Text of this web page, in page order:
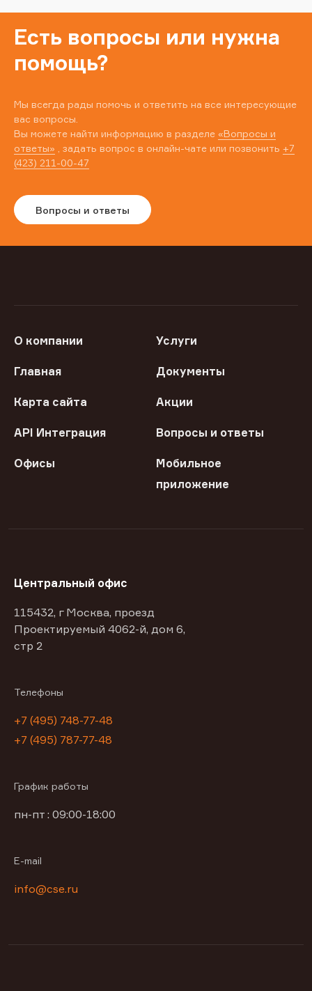
Есть вопросы или нужна
помощь?
Мы всегда рады помочь и ответить на все интересующие
вас вопросы.
Вы можете найти информацию в разделе «Вопросы и
ответы» , задать вопрос в онлайн-чате или позвонить +7
(423) 211-00-47
Вопросы и ответы
О компании Услуги
Главная Документы
Карта сайта Акции
API Интеграция Вопросы и ответы
Офисы
Мобильное
приложение
Центральный офис
115432, г Москва, проезд
Проектируемый 4062-й, дом 6,
стр 2
Телефоны
+7 (495) 748-77-48
+7 (495) 787-77-48
График работы
пн-пт : 09:00-18:00
E-mail
info@cse.ru